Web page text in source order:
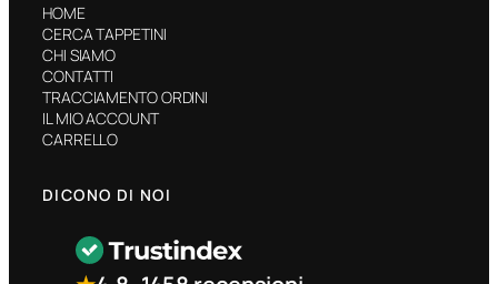
HOME
CERCA TAPPETINI
CHI SIAMO
CONTATTI
TRACCIAMENTO ORDINI
IL MIO ACCOUNT
CARRELLO
DICONO DI NOI